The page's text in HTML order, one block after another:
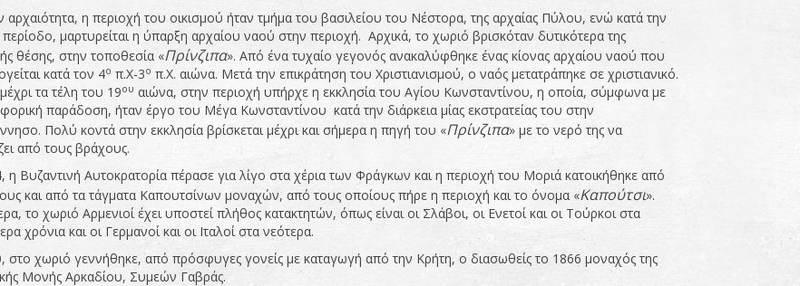
αρχαιότητα, η περιοχή του οικισμού ήταν τμήμα του βασιλείου του Νέστορα, της αρχαίας Πύλου, ενώ κατά την
περίοδο, μαρτυρείται η ύπαρξη αρχαίου ναού στην περιοχή. Αρχικά, το χωριό βρισκόταν δυτικότερα της
θέσης, στην τοποθεσία «Πρίνζιπα». Από ένα τυχαίο γεγονός ανακαλύφθηκε ένας κίονας αρχαίου ναού που
κατά τον 4ο π.Χ-3ο π.Χ. αιώνα. Μετά την επικράτηση του Χριστιανισμού, ο ναός μετατράπηκε σε χριστιανικό.
τα τέλη του 19ου αιώνα, στην περιοχή υπήρχε η εκκλησία του Αγίου Κωνσταντίνου, η οποία, σύμφωνα με
παράδοση, ήταν έργο του Μέγα Κωνσταντίνου κατά την διάρκεια μίας εκστρατείας του στην
Πολύ κοντά στην εκκλησία βρίσκεται μέχρι και σήμερα η πηγή του «Πρίνζιπα» με το νερό της να
από τους βράχους.
η Βυζαντινή Αυτοκρατορία πέρασε για λίγο στα χέρια των Φράγκων και η περιοχή του Μοριά κατοικήθηκε από
και από τα τάγματα Καπουτσίνων μοναχών, από τους οποίους πήρε η περιοχή και το όνομα «Καπούτσι».
το χωριό Αρμενιοί έχει υποστεί πλήθος κατακτητών, όπως είναι οι Σλάβοι, οι Ενετοί και οι Τούρκοι στα
χρόνια και οι Γερμανοί και οι Ιταλοί στα νεότερα.
στο χωριό γεννήθηκε, από πρόσφυγες γονείς με καταγωγή από την Κρήτη, ο διασωθείς το 1866 μοναχός της
Μονής Αρκαδίου, Συμεών Γαβράς.